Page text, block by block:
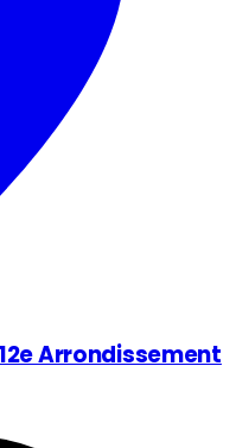
Arrondissement